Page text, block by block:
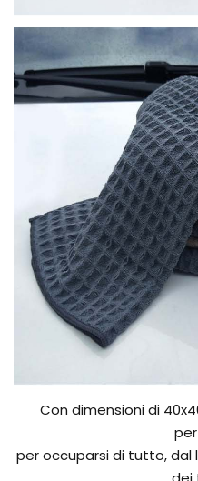
Con dimensioni di
per occuparsi di tutto, dal